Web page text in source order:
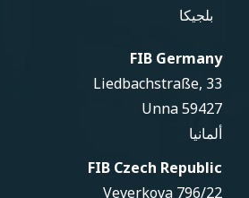
بلجيكا
FIB Germany
Liedbachstraße, 33
59427 Unna
ألمانيا
FIB Czech Republic
Veverkova 796/22